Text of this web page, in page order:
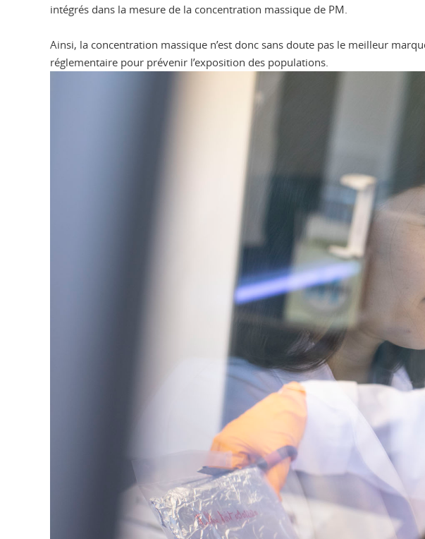
intégrés dans la mesure de la concentration massique de PM.
Ainsi, la concentration massique n’est donc sans doute pas le meilleur
réglementaire pour prévenir l’exposition des populations.